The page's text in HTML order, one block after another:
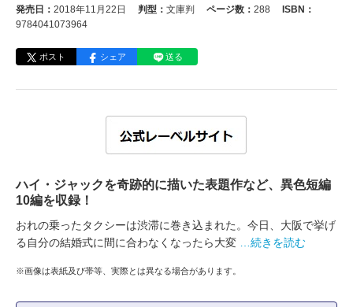
発売日： 2018年11月22日 判型： 文庫判 ページ数： 288
ISBN：
9784041073964
ポスト シェア 送る
ハイ・ジャックを奇跡的に描いた表題作など、異色短編
10編を収録！
おれの乗ったタクシーは渋滞に巻き込まれた。今日、大阪で挙げ
る自分の結婚式に間に合わなくなったら大変
…続きを読む
※画像は表紙及び帯等、実際とは異なる場合があります。